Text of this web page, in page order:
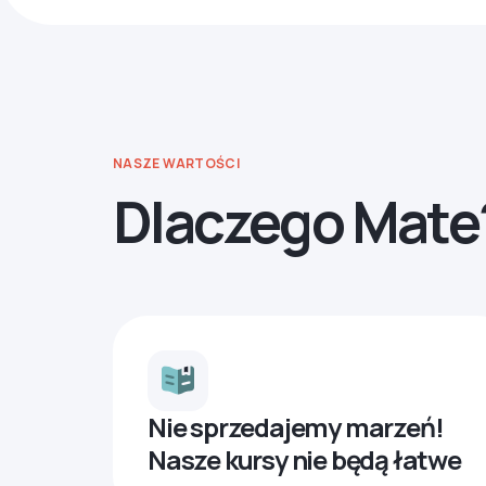
NASZE WARTOŚCI
Dlaczego
Nie sprzedajemy marzeń!
Nasze kursy nie będą łatwe